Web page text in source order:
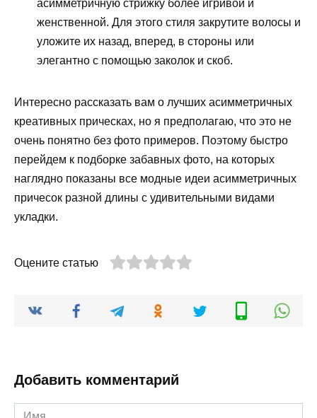
асимметричную стрижку более игривой и
женственной. Для этого стиля закрутите волосы и
уложите их назад, вперед, в стороны или
элегантно с помощью заколок и скоб.
Интересно рассказать вам о лучших асимметричных
креативных прическах, но я предполагаю, что это не
очень понятно без фото примеров. Поэтому быстро
перейдем к подборке забавных фото, на которых
наглядно показаны все модные идеи асимметричных
причесок разной длины с удивительными видами
укладки.
Оцените статью
Добавить комментарий
Имя